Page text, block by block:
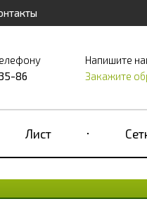
86
Напишите
Закажите
Лист